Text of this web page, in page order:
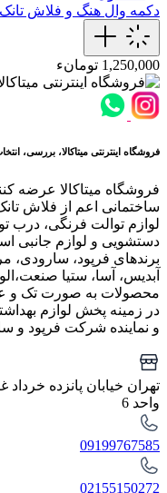
دکمه وال هنگ و فلاش تانک
1,250,000 تومانء
فروشگاه اینترنتی میتاکالا، بررسی،
فروشگاه میتاکالا عرضه
ساختمانی اعم از فلاش
لوازم توالت فرنگی، درب
دستشویی و لوازم جانبی
برندهای فرپود، سارودی،
آبدیس، آسا، ستیا
محصولات به صورت تک و
در زمینه پخش لوازم
و نماینده شرکت فرپود و
واحد 6
09199767585
02155150272